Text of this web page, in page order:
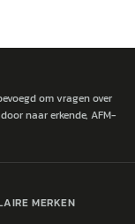
om vragen over
naar erkende, AFM-
MERKEN